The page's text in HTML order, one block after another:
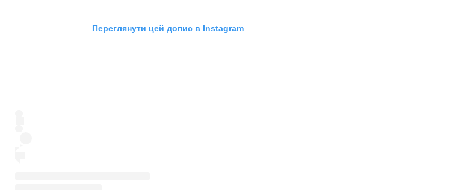
Переглянути цей допис в Instagram